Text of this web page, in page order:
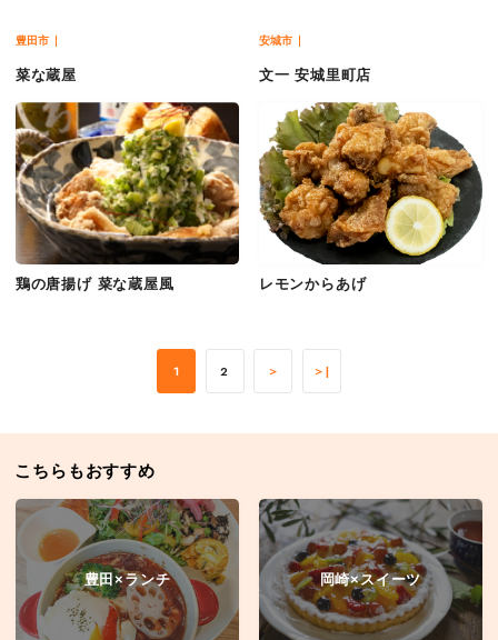
豊田市
菜な蔵屋
鶏の唐揚げ 菜な蔵屋風
安城市
文一 安城里町店
レモンからあげ
1 2 ＞ ＞|
こちらもおすすめ
豊田×ランチ 岡崎×スイーツ